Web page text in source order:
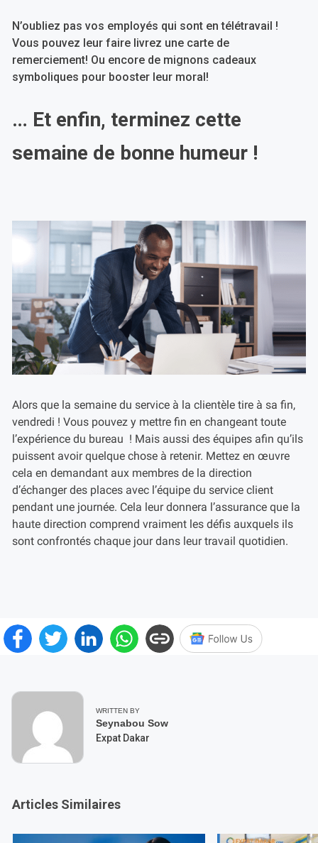
N’oubliez pas vos employés qui sont en télétravail !
Vous pouvez leur faire livrez une carte de
remerciement! Ou encore de mignons cadeaux
symboliques pour booster leur moral!
… Et enfin, terminez cette
semaine de bonne humeur !
Alors que la semaine du service à la clientèle tire à sa fin,
vendredi ! Vous pouvez y mettre fin en changeant toute
l’expérience du bureau ! Mais aussi des équipes afin qu’ils
puissent avoir quelque chose à retenir. Mettez en œuvre
cela en demandant aux membres de la direction
d’échanger des places avec l’équipe du service client
pendant une journée. Cela leur donnera l’assurance que la
haute direction comprend vraiment les défis auxquels ils
sont confrontés chaque jour dans leur travail quotidien.
WRITTEN BY
Seynabou Sow
Expat Dakar
Articles Similaires